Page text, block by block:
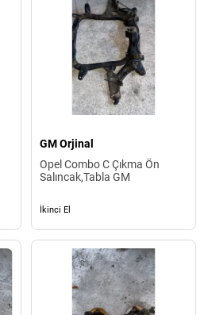
GM Orjinal
Opel Combo C Çıkma Ön
Salıncak,Tabla GM
İkinci El